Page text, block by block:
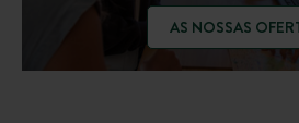
AS NOSSAS